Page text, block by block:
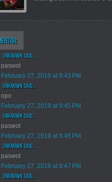
paswot
February 27, 2019 at 9:43 PM
opo
February 27, 2019 at 9:45 PM
paswot
February 27, 2019 at 9:45 PM
paswot
February 27, 2019 at 9:47 PM